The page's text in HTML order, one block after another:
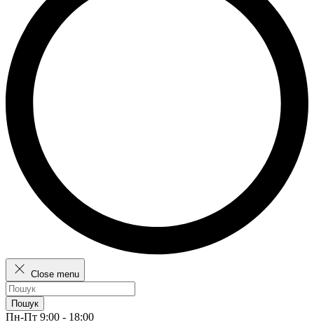
Close menu
Пошук
Пн-Пт 9:00 - 18:00